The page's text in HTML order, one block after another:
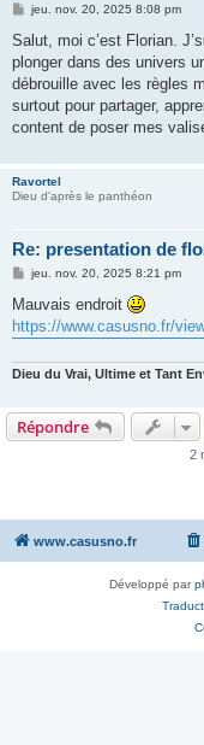
M
s
a
g
jeu. nov. 20, 2025 8:08 pm
Salut, moi c’est Florian.
plonger dans des univers
débrouille avec les règles
surtout pour partager,
content de poser mes
Ravortel
Dieu d'après le panthéon
Re: presentation de
M
s
a
jeu. nov. 20, 2025 8:21 pm
Mauvais endroit
https://www.casusno.fr/
Dieu du Vrai, Ultime et Tant
Répondre
2
www.casusno.fr
Développé par